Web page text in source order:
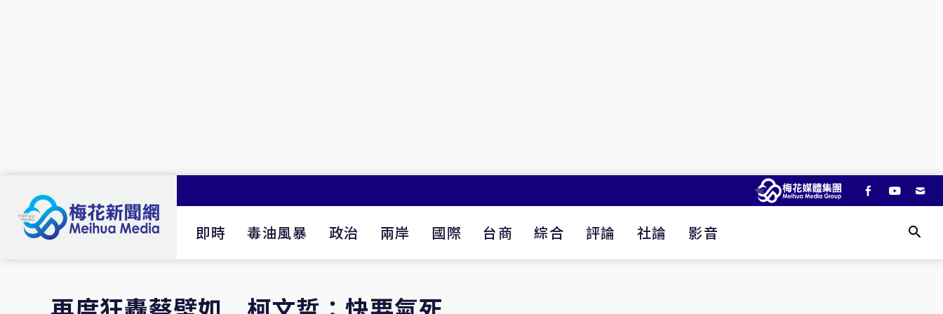
即時 毒油風暴 政治 兩岸 國際 台商 綜合 評論 社論 影音